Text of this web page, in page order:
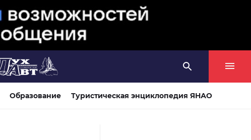
Образование Туристическая энциклопедия ЯНАО